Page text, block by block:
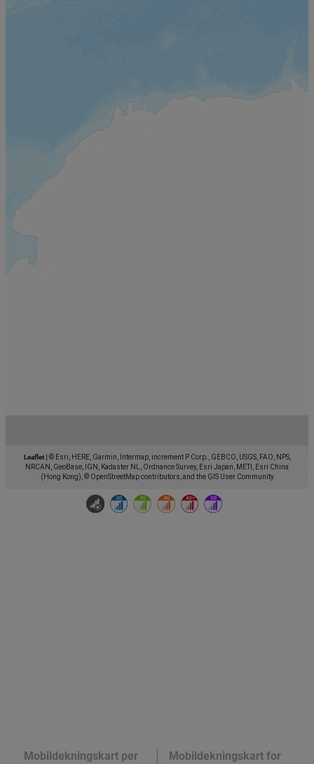
Leaflet
© Esri, HERE, Garmin, Intermap, increment P Corp., GEBCO, USGS, FAO, NPS,
NRCAN, GeoBase, IGN, Kadaster NL, Ordnance Survey, Esri Japan, METI, Esri China
(Hong Kong), © OpenStreetMap contributors, and the GIS User Community
Mobildekningskart per
Mobildekningskart for